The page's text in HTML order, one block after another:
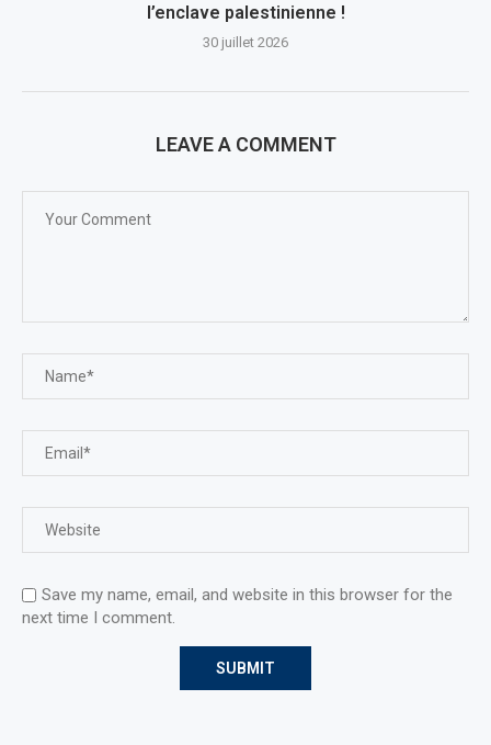
l’enclave palestinienne !
30 juillet 2026
LEAVE A COMMENT
Save my name, email, and website in this browser for the
next time I comment.